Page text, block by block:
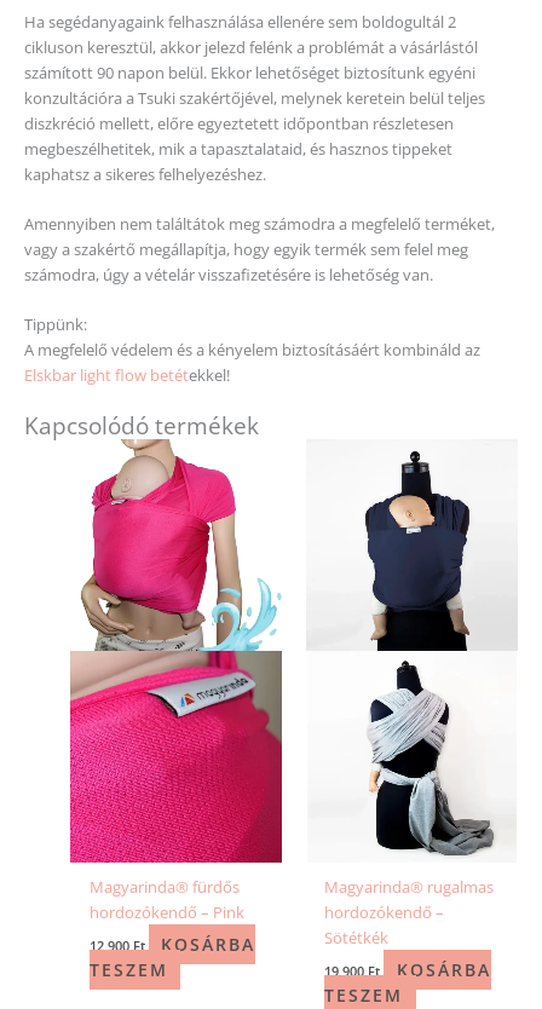
Ha segédanyagaink felhasználása ellenére sem boldogultál 2
cikluson keresztül, akkor jelezd felénk a problémát a vásárlástól
számított 90 napon belül. Ekkor lehetőséget biztosítunk egyéni
konzultációra a Tsuki szakértőjével, melynek keretein belül teljes
diszkréció mellett, előre egyeztetett időpontban részletesen
megbeszélhetitek, mik a tapasztalataid, és hasznos tippeket
kaphatsz a sikeres felhelyezéshez.
Amennyiben nem találtátok meg számodra a megfelelő terméket,
vagy a szakértő megállapítja, hogy egyik termék sem felel meg
számodra, úgy a vételár visszafizetésére is lehetőség van.
Tippünk:
A megfelelő védelem és a kényelem biztosításáért kombináld az
Elskbar light flow betétekkel!
Kapcsolódó termékek
Magyarinda® fürdős
hordozókendő – Pink
12 900Ft
KOSÁRBA
TESZEM
Magyarinda® rugalmas
hordozókendő –
Sötétkék
19 900Ft
KOSÁRBA
TESZEM